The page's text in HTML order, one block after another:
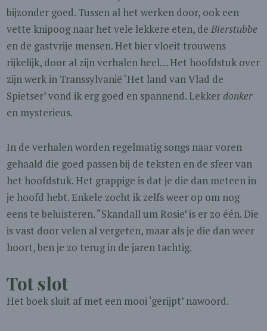
bijzonder goed. Tussen al het werken door, ook een
vette knipoog naar het vele lekkere eten, deBierstubbe
en de gastvrije mensen. Het bier vloeit trouwens
rijkelijk, door al zijn verhalen heel… Het hoofdstuk over
zijn werk in Transsylvanië ‘Het land van Vlad de
Spietser’ vond ik erg goed en spannend. Lekker donker
en mysterieus.
In de verhalen worden regelmatig songs naar voren
gehaald die goed passen bij de teksten en de sfeer van
het hoofdstuk. Het grappige is dat je die dan meteen in
je hoofd hebt. Enkele zocht ik zelfs weer op om nog
eens te beluisteren. “Skandall um Rosie’ is er zo één. Die
is vast door velen al vergeten, maar als je die dan weer
hoort, ben je zo terug in de jaren tachtig.
Tot slot
Het boek sluit af met een mooi ‘gerijpt’ nawoord.